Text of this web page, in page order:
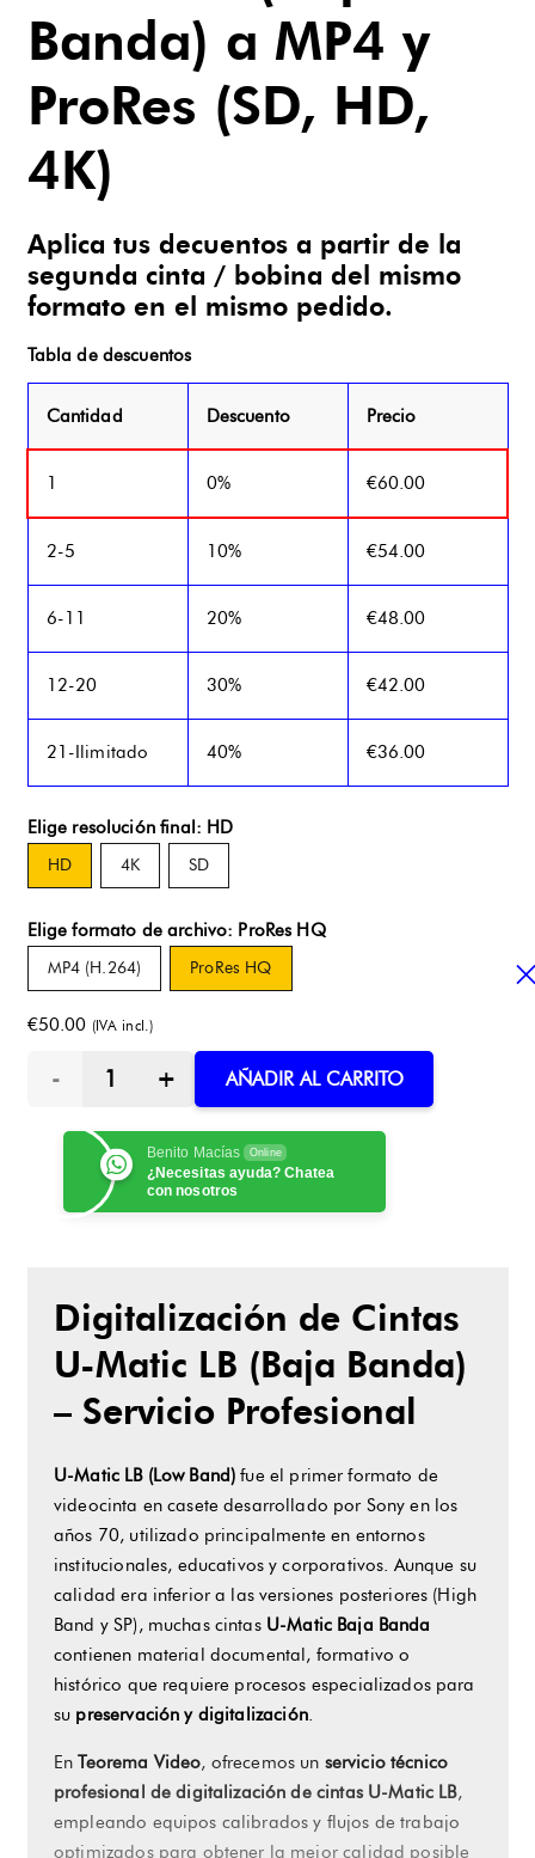
Banda) a MP4 y
ProRes (SD, HD,
4K)
Aplica tus decuentos a partir de la
segunda cinta / bobina del mismo
formato en el mismo pedido.
Tabla de descuentos
Cantidad Descuento Precio
1 0% €60.00
2-5 10% €54.00
6-11 20% €48.00
12-20 30% €42.00
21-Ilimitado 40% €36.00
Elige resolución final: HD
HD 4K SD
Elige formato de archivo: ProRes HQ
MP4 (H.264) ProRes HQ
€50.00 (IVA incl.)
Digitaliza
Cinta
LB
(Baja
Banda)
a
MP4
ProRes
(SD,
HD,
4K)
AÑADIR AL CARRITO
Benito Macías Online
¿Necesitas ayuda? Chatea
con nosotros
Digitalización de Cintas
U-Matic LB (Baja Banda)
– Servicio Profesional
U-Matic LB (Low Band) fue el primer formato de
videocinta en casete desarrollado por Sony en los
años 70, utilizado principalmente en entornos
institucionales, educativos y corporativos. Aunque su
calidad era inferior a las versiones posteriores (High
Band y SP), muchas cintas U-Matic Baja Banda
contienen material documental, formativo o
histórico que requiere procesos especializados para
su preservación y digitalización.
EnTeorema Video, ofrecemos un servicio técnico
profesional de digitalización de cintas U-Matic LB,
empleando equipos calibrados y flujos de trabajo
optimizados para obtener la mejor calidad posible